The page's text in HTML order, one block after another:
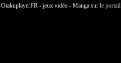
OtakuplayerFR - jeux vidéo - Manga sur le